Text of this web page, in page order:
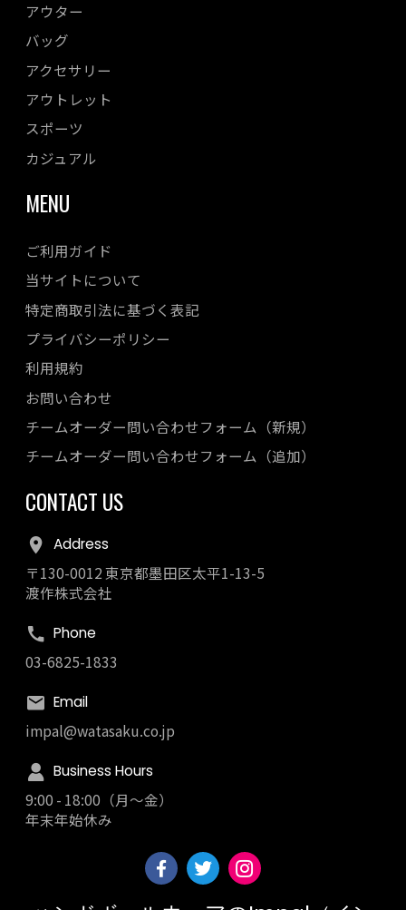
アウター
バッグ
アクセサリー
アウトレット
スポーツ
カジュアル
MENU
ご利用ガイド
当サイトについて
特定商取引法に基づく表記
プライバシーポリシー
利用規約
お問い合わせ
チームオーダー問い合わせフォーム（新規）
チームオーダー問い合わせフォーム（追加）
CONTACT US
Address
〒130-0012 東京都墨田区太平1-13-5
渡作株式会社
Phone
03-6825-1833
Email
impal@watasaku.co.jp
Business Hours
9:00 - 18:00（月～金）
年末年始休み